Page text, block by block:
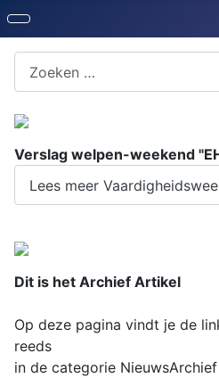
Verslag welpen-weekend
Lees meer
Dit is het Archief Artikel
Op deze pagina vindt je de
reeds
in de categorie